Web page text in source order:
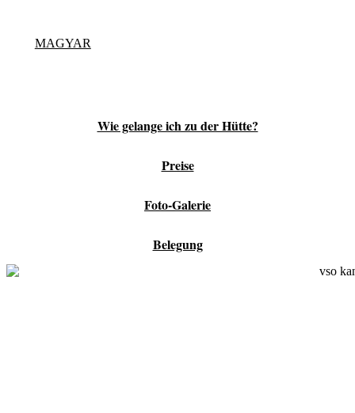
MAGYAR
Wie gelange ich zu der Hütte?
Preise
Foto-Galerie
Belegung